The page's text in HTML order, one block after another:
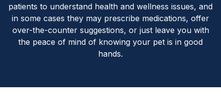
patients to understand health and wellness issues, and
in some cases they may prescribe medications, offer
over-the-counter suggestions, or just leave you with
the peace of mind of knowing your pet is in good
hands.